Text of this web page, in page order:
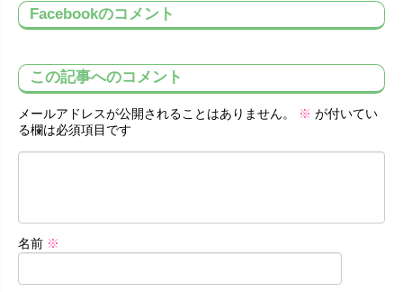
Facebookのコメント
この記事へのコメント
メールアドレスが公開されることはありません。 ※ が付いてい
る欄は必須項目です
名前 ※